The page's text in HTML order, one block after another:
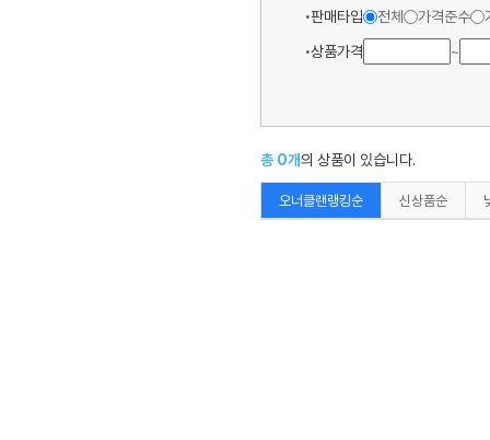
판매타입
전체 가격준수
상품가격
~
총 0개의 상품이 있습니다.
오너클랜랭킹순 신상품순